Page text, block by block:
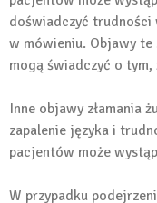
doświadczyć trudności
w mówieniu. Objawy
mogą świadczyć o tym,
Inne objawy złamania
zapalenie języka i
pacjentów może
W przypadku